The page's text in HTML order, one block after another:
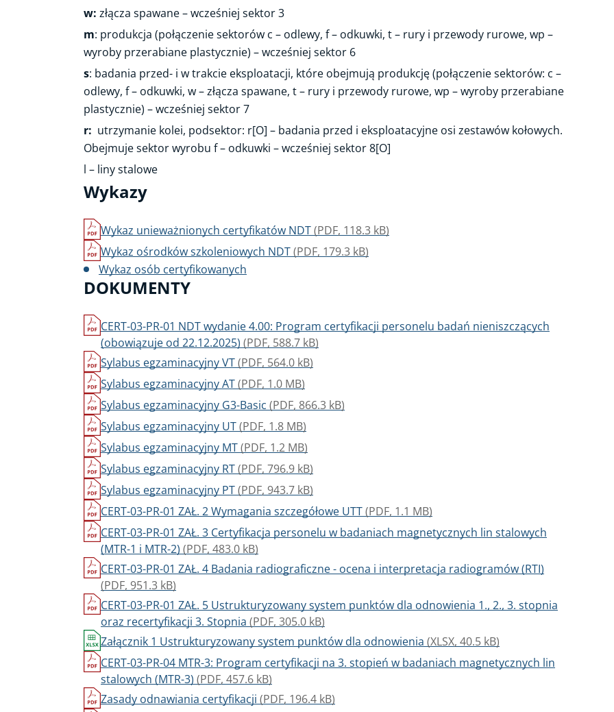
w: złącza spawane – wcześniej sektor 3
m: produkcja (połączenie sektorów c – odlewy, f – odkuwki, t – rury i przewody rurowe, wp –
wyroby przerabiane plastycznie) – wcześniej sektor 6
s: badania przed- i w trakcie eksploatacji, które obejmują produkcję (połączenie sektorów: c –
odlewy, f – odkuwki, w – złącza spawane, t – rury i przewody rurowe, wp – wyroby przerabiane
plastycznie) – wcześniej sektor 7
r: utrzymanie kolei, podsektor: r[O] – badania przed i eksploatacyjne osi zestawów kołowych.
Obejmuje sektor wyrobu f – odkuwki – wcześniej sektor 8[O]
l – liny stalowe
Wykazy
Wykaz unieważnionych certyfikatów NDT(PDF, 118.3 kB)
Wykaz ośrodków szkoleniowych NDT(PDF, 179.3 kB)
Wykaz osób certyfikowanych
DOKUMENTY
CERT-03-PR-01 NDT wydanie 4.00: Program certyfikacji personelu badań nieniszczących
(obowiązuje od 22.12.2025) (PDF, 588.7 kB)
Sylabus egzaminacyjny VT(PDF, 564.0 kB)
Sylabus egzaminacyjny AT(PDF, 1.0 MB)
Sylabus egzaminacyjny G3-Basic (PDF, 866.3 kB)
Sylabus egzaminacyjny UT(PDF, 1.8 MB)
Sylabus egzaminacyjny MT(PDF, 1.2 MB)
Sylabus egzaminacyjny RT(PDF, 796.9 kB)
Sylabus egzaminacyjny PT(PDF, 943.7 kB)
CERT-03-PR-01 ZAŁ. 2 Wymagania szczegółowe UTT(PDF, 1.1 MB)
CERT-03-PR-01 ZAŁ. 3 Certyfikacja personelu w badaniach magnetycznych lin stalowych
(MTR-1 i MTR-2) (PDF, 483.0 kB)
CERT-03-PR-01 ZAŁ. 4 Badania radiograficzne - ocena i interpretacja radiogramów (RTI)
(PDF, 951.3 kB)
CERT-03-PR-01 ZAŁ. 5 Ustrukturyzowany system punktów dla odnowienia 1., 2., 3. stopnia
oraz recertyfikacji 3. Stopnia (PDF, 305.0 kB)
Załącznik 1 Ustrukturyzowany system punktów dla odnowienia (XLSX, 40.5 kB)
CERT-03-PR-04 MTR-3: Program certyfikacji na 3. stopień w badaniach magnetycznych lin
stalowych (MTR-3) (PDF, 457.6 kB)
Zasady odnawiania certyfikacji (PDF, 196.4 kB)